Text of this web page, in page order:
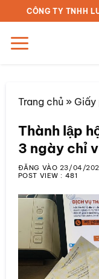
qua
nội
dung
CÔNG TY TNHH
Trang chủ» Giấy
Thành lập
3 ngày chỉ
ĐĂNG VÀO 23/04/
POST VIEW : 481